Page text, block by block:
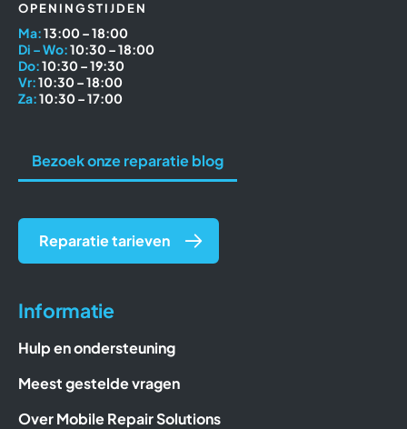
OPENINGSTIJDEN
Ma:13:00 – 18:00
Di – Wo:10:30 – 18:00
Do:10:30 – 19:30
Vr:10:30 – 18:00
Za:10:30 – 17:00
Informatie
Hulp en ondersteuning
Meest gestelde vragen
Over Mobile Repair Solutions
Bezoek onze reparatie blog
Reparatie tarieven